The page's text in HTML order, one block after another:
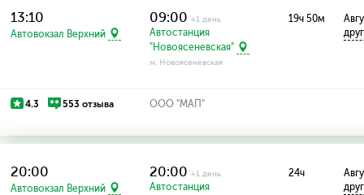
13:10
Автовокзал Верхний
09:00+1 день
Автостанция
"Новоясеневская"
м. Новоясеневская
19ч 50м
4.3 553 отзыва ООО "МАП"
20:00
Автовокзал Верхний
20:00+1 день
Автостанция
24ч